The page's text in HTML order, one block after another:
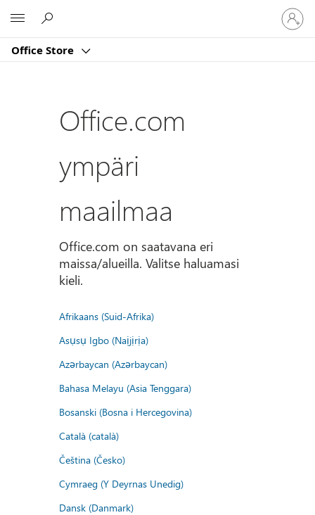
Office Store
sisään
tilille
Office.com
ympäri
maailmaa
Office.com on saatavana eri
maissa/alueilla. Valitse haluamasi
kieli.
Afrikaans (Suid-Afrika)
Asụsụ Igbo (Naịjịrịa)
Azərbaycan (Azərbaycan)
Bahasa Melayu (Asia Tenggara)
Bosanski (Bosna i Hercegovina)
Català (català)
Čeština (Česko)
Cymraeg (Y Deyrnas Unedig)
Dansk (Danmark)